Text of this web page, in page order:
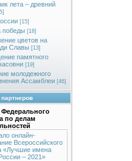
лета – древний
[15]
победы [18]
цветов на
Славы [13]
памятного
[19]
молодежного
Ассамблеи [46]
по делам
онлайн-
Всероссийского
«Лучшие имена
– 2021»